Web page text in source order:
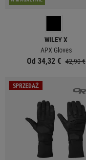
WILEY X
APX Gloves
Od 34,32 € 42,90 €
SPRZEDAŻ